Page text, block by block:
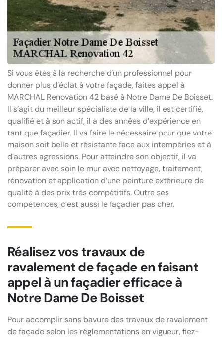
Si vous êtes à la recherche d’un professionnel pour
donner plus d’éclat à votre façade, faites appel à
MARCHAL Renovation 42 basé à Notre Dame De Boisset.
Il s’agit du meilleur spécialiste de la ville, il est certifié,
qualifié et à son actif, il a des années d’expérience en
tant que façadier. Il va faire le nécessaire pour que votre
maison soit belle et résistante face aux intempéries et à
d’autres agressions. Pour atteindre son objectif, il va
préparer avec soin le mur avec nettoyage, traitement,
rénovation et application d’une peinture extérieure de
qualité à des prix très compétitifs. Outre ses
compétences, c’est aussi le façadier pas cher.
Réalisez vos travaux de
ravalement de façade en faisant
appel à un façadier efficace à
Notre Dame De Boisset
Pour accomplir sans bavure des travaux de ravalement
de façade selon les réglementations en vigueur, fiez-